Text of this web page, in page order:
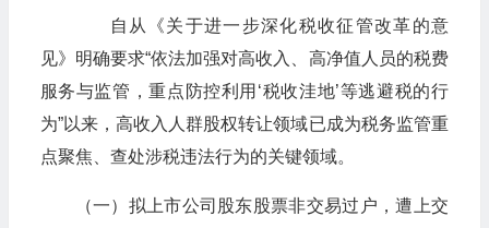
自从《关于进一步深化税收征管改革的意
见》明确要求“依法加强对高收入、高净值人员的税费
服务与监管，重点防控利用‘税收洼地’等逃避税的行
为”以来，高收入人群股权转让领域已成为税务监管重
点聚焦、查处涉税违法行为的关键领域。
（一）拟上市公司股东股票非交易过户，遭上交